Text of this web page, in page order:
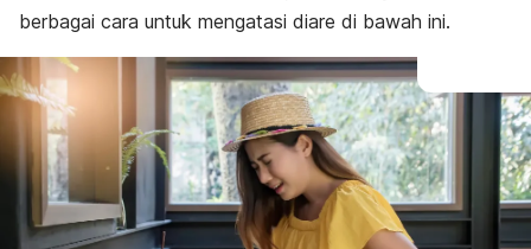
berbagai cara untuk mengatasi diare di bawah ini.